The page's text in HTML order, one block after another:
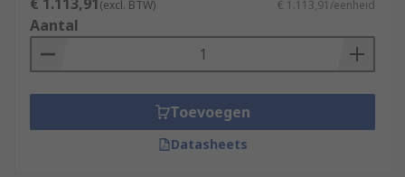
(excl. BTW) € 1.113,91/eenheid
Aantal
Toevoegen
Datasheets